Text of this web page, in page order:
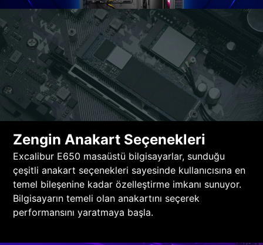
Zengin Anakart Seçenekleri
Excalibur E650 masaüstü bilgisayarlar, sunduğu
çeşitli anakart seçenekleri sayesinde kullanıcısına en
temel bileşenine kadar özelleştirme imkanı sunuyor.
Bilgisayarın temeli olan anakartını seçerek
performansını yaratmaya başla.